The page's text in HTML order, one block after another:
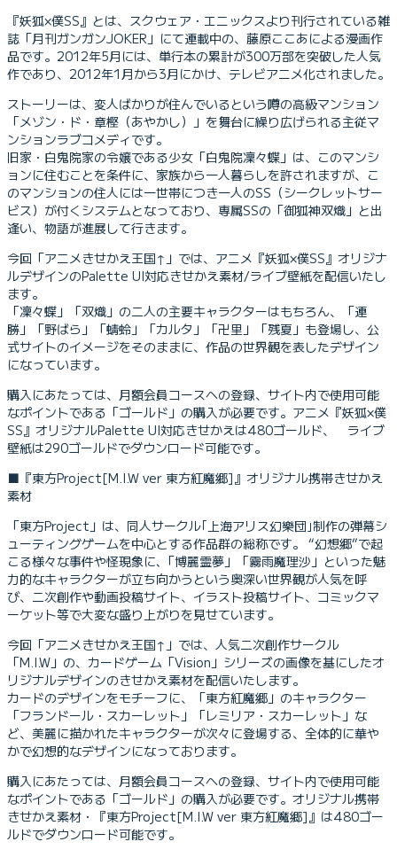
『妖狐×僕SS』とは、スクウェア・エニックスより刊行されている雑
誌「月刊ガンガンJOKER」にて連載中の、藤原ここあによる漫画作
品です。2012年5月には、単行本の累計が300万部を突破した人気
作であり、2012年1月から3月にかけ、テレビアニメ化されました。
ストーリーは、変人ばかりが住んでいるという噂の高級マンション
「メゾン・ド・章樫（あやかし）」を舞台に繰り広げられる主従マ
ンションラブコメディです。
旧家・白鬼院家の令嬢である少女「白鬼院凜々蝶」は、このマンシ
ョンに住むことを条件に、家族から一人暮らしを許されますが、こ
のマンションの住人には一世帯につき一人のSS（シークレットサー
ビス）が付くシステムとなっており、専属SSの「御狐神双熾」と出
逢い、物語が進展して行きます。
今回「アニメきせかえ王国↑」では、アニメ『妖狐×僕SS』オリジナ
ルデザインのPalette UI対応きせかえ素材/ライブ壁紙を配信いたし
ます。
「凜々蝶」「双熾」の二人の主要キャラクターはもちろん、「連
勝」「野ばら」「蜻蛉」「カルタ」「卍里」「残夏」も登場し、公
式サイトのイメージをそのままに、作品の世界観を表したデザイン
になっています。
購入にあたっては、月額会員コースへの登録、サイト内で使用可能
なポイントである「ゴールド」の購入が必要です。アニメ『妖狐×僕
SS』オリジナルPalette UI対応きせかえは480ゴールド、 ライブ
壁紙は290ゴールドでダウンロード可能です。
■『東方Project[M.I.W ver 東方紅魔郷]』オリジナル携帯きせかえ
素材
「東方Project」は、同人サークル｢上海アリス幻樂団｣制作の弾幕シ
ューティングゲームを中心とする作品群の総称です。 “幻想郷”で起
こる様々な事件や怪現象に､「博麗霊夢」「霧雨魔理沙」といった魅
力的なキャラクターが立ち向かうという奥深い世界観が人気を呼
び、二次創作や動画投稿サイト、イラスト投稿サイト、コミックマ
ーケット等で大変な盛り上がりを見せています。
今回「アニメきせかえ王国↑」では、人気二次創作サークル
「M.I.W」の、カードゲーム「Vision」シリーズの画像を基にしたオ
リジナルデザインのきせかえ素材を配信いたします。
カードのデザインをモチーフに、「東方紅魔郷」のキャラクター
「フランドール・スカーレット」「レミリア・スカーレット」な
ど、美麗に描かれたキャラクターが次々に登場する、全体的に華や
かで幻想的なデザインになっております。
購入にあたっては、月額会員コースへの登録、サイト内で使用可能
なポイントである「ゴールド」の購入が必要です。オリジナル携帯
きせかえ素材・『東方Project[M.I.W ver 東方紅魔郷]』は480ゴー
ルドでダウンロード可能です。